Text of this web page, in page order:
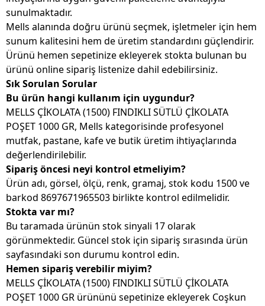
sunulmaktadır.
Mells alanında doğru ürünü seçmek, işletmeler için hem
sunum kalitesini hem de üretim standardını güçlendirir.
Ürünü hemen sepetinize ekleyerek stokta bulunan bu
ürünü online sipariş listenize dahil edebilirsiniz.
Sık Sorulan Sorular
Bu ürün hangi kullanım için uygundur?
MELLS ÇİKOLATA (1500) FINDIKLI SÜTLÜ ÇİKOLATA
POŞET 1000 GR, Mells kategorisinde profesyonel
mutfak, pastane, kafe ve butik üretim ihtiyaçlarında
değerlendirilebilir.
Sipariş öncesi neyi kontrol etmeliyim?
Ürün adı, görsel, ölçü, renk, gramaj, stok kodu 1500 ve
barkod 8697671965503 birlikte kontrol edilmelidir.
Stokta var mı?
Bu taramada ürünün stok sinyali 17 olarak
görünmektedir. Güncel stok için sipariş sırasında ürün
sayfasındaki son durumu kontrol edin.
Hemen sipariş verebilir miyim?
MELLS ÇİKOLATA (1500) FINDIKLI SÜTLÜ ÇİKOLATA
POŞET 1000 GR ürününü sepetinize ekleyerek Coşkun